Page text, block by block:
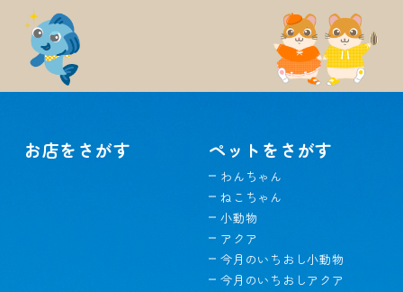
お店をさがす ペットをさがす
わんちゃん
ねこちゃん
小動物
アクア
今月のいちおし小動物
今月のいちおしアクア